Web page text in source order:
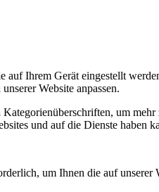
auf Ihrem Gerät eingestellt
Website anpassen.
um
und auf die Dienste haben
um Ihnen die auf